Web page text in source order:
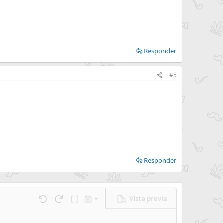
Responder
#5
Responder
DeshacerRehacerCambiar a código BB
Borradores
Guardar borrador
Vista previa